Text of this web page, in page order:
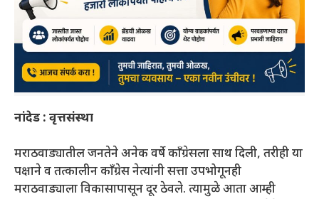
नांदेड : वृत्तसंस्था
मराठवाड्यातील जनतेने अनेक वर्षे काँग्रेसला साथ दिली, तरीही या
पक्षाने व तत्कालीन काँग्रेस नेत्यांनी सत्ता उपभोगूनही
मराठवाड्याला विकासापासून दूर ठेवले. त्यामुळे आता आम्ही